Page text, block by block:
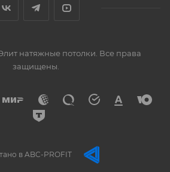
натяжные потолки. Все права
защищены.
в ABC-PROFIT